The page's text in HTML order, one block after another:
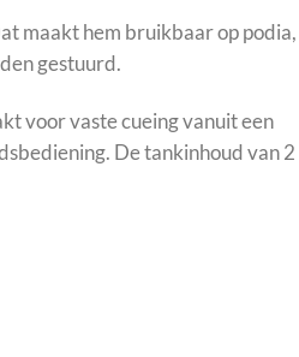
maakt hem bruikbaar op
gestuurd.
voor vaste cueing vanuit een
De tankinhoud van 2